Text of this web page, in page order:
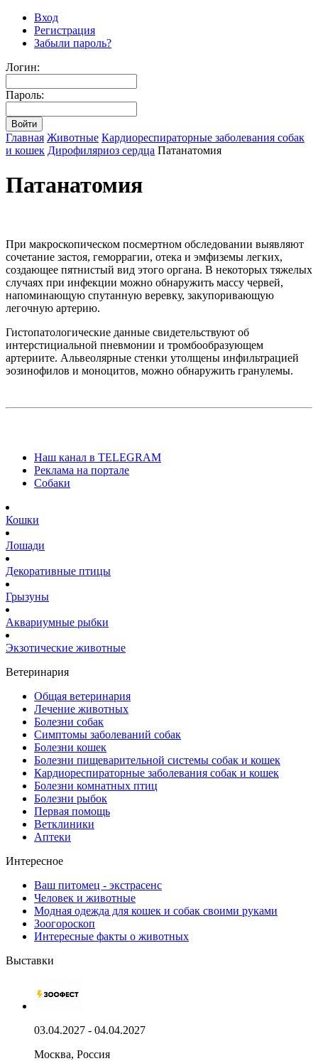
Вход
Регистрация
Забыли пароль?
Логин:
Пароль:
Главная Животные Кардиореспираторные заболевания собак
и кошек Дирофиляриоз сердца Патанатомия
Патанатомия
При макроскопическом посмертном обследовании выявляют
сочетание застоя, геморрагии, отека и эмфиземы легких,
создающее пятнистый вид этого органа. В некоторых тяжелых
случаях при инфекции можно обнаружить массу червей,
напоминающую спутанную веревку, закупоривающую
легочную артерию.
Гистопатологические данные свидетельствуют об
интерстициальной пневмонии и тромбообразующем
артериите. Альвеолярные стенки утолщены инфильтрацией
эозинофилов и моноцитов, можно обнаружить гранулемы.
Наш канал в TELEGRAM
Реклама на портале
Собаки
Кошки
Лошади
Декоративные птицы
Грызуны
Аквариумные рыбки
Экзотические животные
Ветеринария
Общая ветеринария
Лечение животных
Болезни собак
Симптомы заболеваний собак
Болезни кошек
Болезни пищеварительной системы собак и кошек
Кардиореспираторные заболевания собак и кошек
Болезни комнатных птиц
Болезни рыбок
Первая помощь
Ветклиники
Аптеки
Интересное
Ваш питомец - экстрасенс
Человек и животные
Модная одежда для кошек и собак своими руками
Зоогороскоп
Интересные факты о животных
Выставки
03.04.2027 - 04.04.2027
Москва, Россия